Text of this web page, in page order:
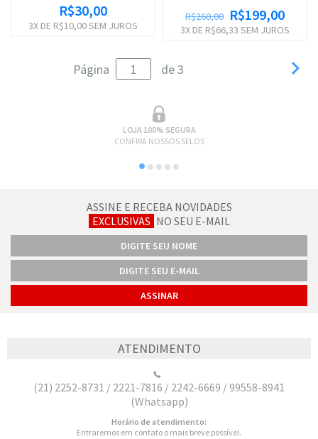
R$30,00
3X DE R$10,00SEM JUROS
R$260,00 R$199,00
3X DE R$66,33 SEM JUROS
Página de 3 
LOJA 100% SEGURA
CONFIRA NOSSOS SELOS
ASSINE E RECEBA NOVIDADES
EXCLUSIVAS NO SEU E-MAIL
ATENDIMENTO
(21) 2252-8731 / 2221-7816 / 2242-6669 / 99558-8941
(Whatsapp)
Horário de atendimento:
Entraremos em contato o mais breve possível.